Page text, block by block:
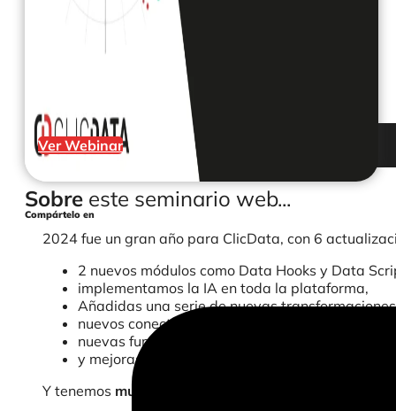
Ver Webinar
Sobre este seminario web...
2024 fue un gran año para ClicData, con 6
2 nuevos módulos como Data Hooks y Data
implementamos la IA en toda la plataforma,
Añadidas una serie de nuevas
nuevos conectores,
nuevas funciones del panel de control y más
y mejoras en la interfaz de usuario.
Y tenemos muchas más cosas reservadas para 2025
Compártelo en